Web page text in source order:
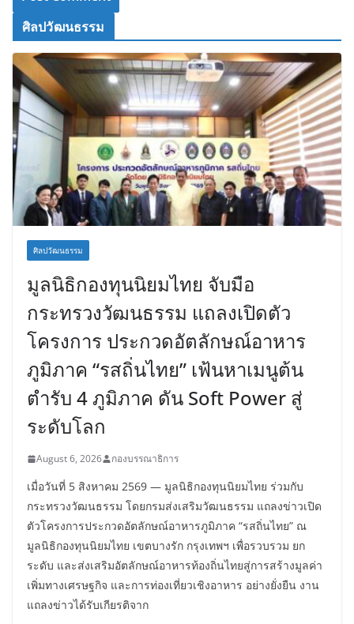
ศิลปวัฒนธรรม
ศิลปวัฒนธรรม
มูลนิธิกองทุนนิยมไทย จับมือ
กระทรวงวัฒนธรรม แถลงเปิดตัว
โครงการ ประกวดอัตลักษณ์อาหาร
ภูมิภาค “รสถิ่นไทย” เฟ้นหาเมนูต้น
ตำรับ 4 ภูมิภาค ดัน Soft Power สู่
ระดับโลก
August 6, 2026 กองบรรณาธิการ
เมื่อวันที่ 5 สิงหาคม 2569 — มูลนิธิกองทุนนิยมไทย ร่วมกับ
กระทรวงวัฒนธรรม โดยกรมส่งเสริมวัฒนธรรม แถลงข่าวเปิด
ตัวโครงการประกวดอัตลักษณ์อาหารภูมิภาค “รสถิ่นไทย” ณ
มูลนิธิกองทุนนิยมไทย เขตบางรัก กรุงเทพฯ เพื่อรวบรวม ยก
ระดับ และส่งเสริมอัตลักษณ์อาหารท้องถิ่นไทยสู่การสร้างมูลค่า
เพิ่มทางเศรษฐกิจ และการท่องเที่ยวเชิงอาหาร อย่างยั่งยืน งาน
แถลงข่าวได้รับเกียรติจาก